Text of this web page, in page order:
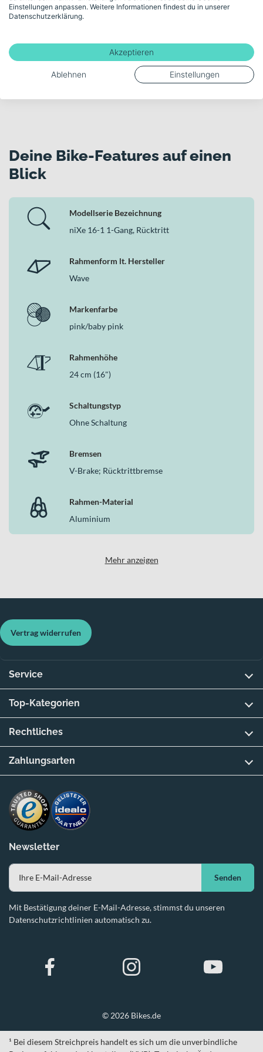
unserem Fahrradexperten am Telefon oder im
Videomeeting kostenlos und unverbindlich
Kostenloses Beratungsgespräch buchen
Deine Bike-Features auf einen
Blick
Modellserie Bezeichnung
niXe 16-1 1-Gang, Rücktritt
Rahmenform lt. Hersteller
Wave
Markenfarbe
pink/baby pink
Rahmenhöhe
24 cm (16")
Schaltungstyp
Ohne Schaltung
Bremsen
V-Brake; Rücktrittbremse
Rahmen-Material
Aluminium
Mehr anzeigen
Newsletter
Senden
Mit Bestätigung deiner E-Mail-Adresse, stimmst du unseren
Datenschutzrichtlinien automatisch zu.
Vertrag widerrufen
Service
Top-Kategorien
Rechtliches
Zahlungsarten
© 2026 Bikes.de
¹ Bei diesem Streichpreis handelt es sich um die unverbindliche
Einstellungen anpassen. Weitere Informationen findest du in unserer
Datenschutzerklärung.
Akzeptieren
Ablehnen Einstellungen